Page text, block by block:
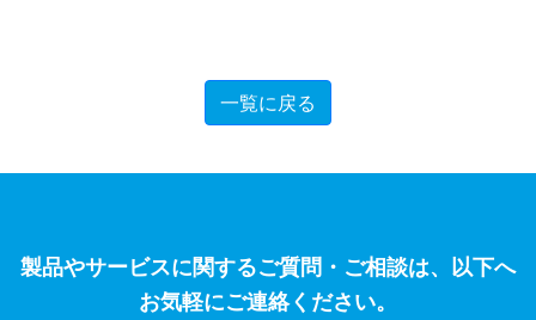
一覧に戻る
製品やサービスに関するご質問・ご相談は、以下へ
お気軽にご連絡ください。